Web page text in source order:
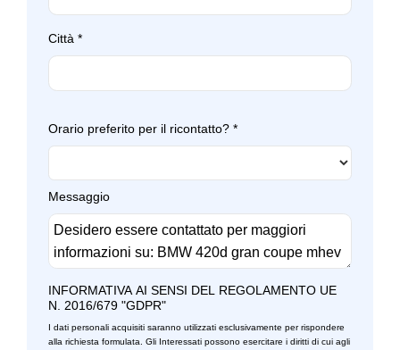
Città *
Orario preferito per il ricontatto? *
Messaggio
INFORMATIVA AI SENSI DEL REGOLAMENTO UE
N. 2016/679 "GDPR"
I dati personali acquisiti saranno utilizzati esclusivamente per rispondere
alla richiesta formulata. Gli Interessati possono esercitare i diritti di cui agli